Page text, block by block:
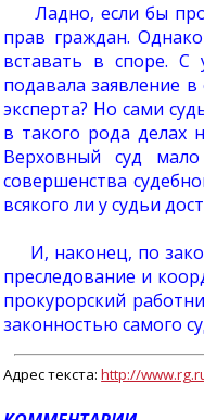
Ладно, если бы
прав граждан.
вставать в споре. С
подавала заявление
эксперта? Но сами
в такого рода делах
Верховный суд
совершенства
всякого ли у судьи
И, наконец, по
преследование и
прокурорский
законностью самого
Адрес текста:http://